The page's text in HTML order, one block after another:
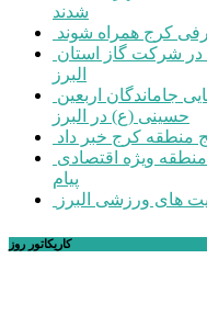
شدند
کرج همراه شوند
البرز
حسینی (ع) در البرز
منطقه کرج خبر داد
پیام
های ورزشی البرز
کاریکاتور روز